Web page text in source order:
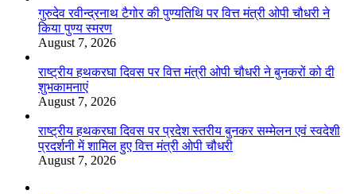
गुरुदेव रवीन्द्रनाथ टैगोर की पुण्यतिथि पर वित्त मंत्री ओपी चौधरी ने
किया पुण्य स्मरण
August 7, 2026
राष्ट्रीय हथकरघा दिवस पर वित्त मंत्री ओपी चौधरी ने बुनकरों को दी
शुभकामनाएं
August 7, 2026
राष्ट्रीय हथकरघा दिवस पर प्रदेश स्तरीय बुनकर सम्मेलन एवं स्वदेशी
प्रदर्शनी में शामिल हुए वित्त मंत्री ओपी चौधरी
August 7, 2026